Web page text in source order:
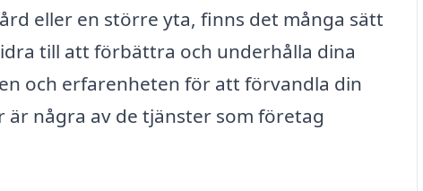
eller en större yta, finns det många sätt
till att förbättra och underhålla dina
och erfarenheten för att förvandla din
några av de tjänster som företag